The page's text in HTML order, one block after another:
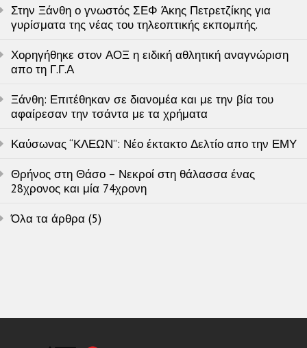
Στην Ξάνθη ο γνωστός ΣΕΦ Άκης Πετρετζίκης για
γυρίσματα της νέας του τηλεοπτικής εκπομπής.
Χορηγήθηκε στον ΑΟΞ η ειδική αθλητική αναγνώριση
απο τη Γ.Γ.Α
Ξάνθη: Επιτέθηκαν σε διανομέα και με την βία του
αφαίρεσαν την τσάντα με τα χρήματα
Καύσωνας “ΚΛΕΩΝ”: Νέο έκτακτο Δελτίο απο την ΕΜΥ
Θρήνος στη Θάσο – Νεκροί στη θάλασσα ένας
28χρονος και μία 74χρονη
Όλα τα άρθρα (5)